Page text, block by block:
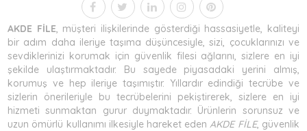
AKDE FİLE, müşteri ilişkilerinde gösterdiği hassasiyetle, kaliteyi
bir adım daha ileriye taşıma düşüncesiyle, sizi, çocuklarınızı ve
sevdiklerinizi korumak için güvenlik filesi ağlarını, sizlere en iyi
şekilde ulaştırmaktadır. Bu sayede piyasadaki yerini almış,
korumuş ve hep ileriye taşımıştır. Yıllardır edindiği tecrübe ve
sizlerin önerileriyle bu tecrübelerini pekiştirerek, sizlere en iyi
hizmeti sunmaktan gurur duymaktadır. Ürünlerin sorunsuz ve
uzun ömürlü kullanımı ilkesiyle hareket edenAKDE FİLE, güvenlik